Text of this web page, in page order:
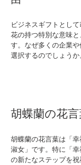
ビジネスギフトとし
花の持つ特別な意味
す。なぜ多くの企業
選択するのでしょうか
胡蝶蘭の花
胡蝶蘭の花言葉は「
淑女」です。特に「
の新たなステップを祝